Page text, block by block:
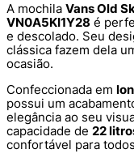
A mochila Vans Old
VN0A5KI1Y28 é
e descolado. Seu
clássica fazem dela
ocasião.
Confeccionada em
possui um
elegância ao seu
capacidade de 22
confortável para